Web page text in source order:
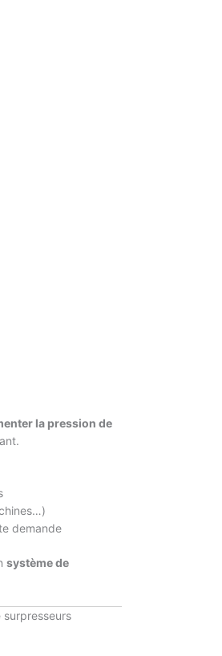
la pression de
demande
système de